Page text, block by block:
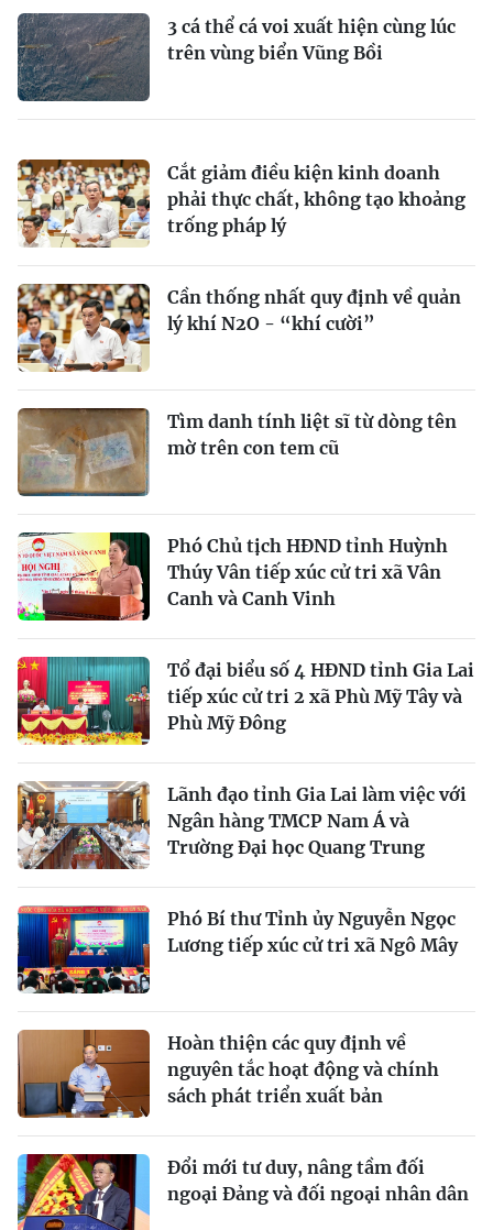
3 cá thể cá voi xuất hiện cùng lúc
trên vùng biển Vũng Bồi
Cắt giảm điều kiện kinh doanh
phải thực chất, không tạo khoảng
trống pháp lý
Cần thống nhất quy định về quản
lý khí N2O - “khí cười”
Tìm danh tính liệt sĩ từ dòng tên
mờ trên con tem cũ
Phó Chủ tịch HĐND tỉnh Huỳnh
Thúy Vân tiếp xúc cử tri xã Vân
Canh và Canh Vinh
Tổ đại biểu số 4 HĐND tỉnh Gia Lai
tiếp xúc cử tri 2 xã Phù Mỹ Tây và
Phù Mỹ Đông
Lãnh đạo tỉnh Gia Lai làm việc với
Ngân hàng TMCP Nam Á và
Trường Đại học Quang Trung
Phó Bí thư Tỉnh ủy Nguyễn Ngọc
Lương tiếp xúc cử tri xã Ngô Mây
Hoàn thiện các quy định về
nguyên tắc hoạt động và chính
sách phát triển xuất bản
Đổi mới tư duy, nâng tầm đối
ngoại Đảng và đối ngoại nhân dân